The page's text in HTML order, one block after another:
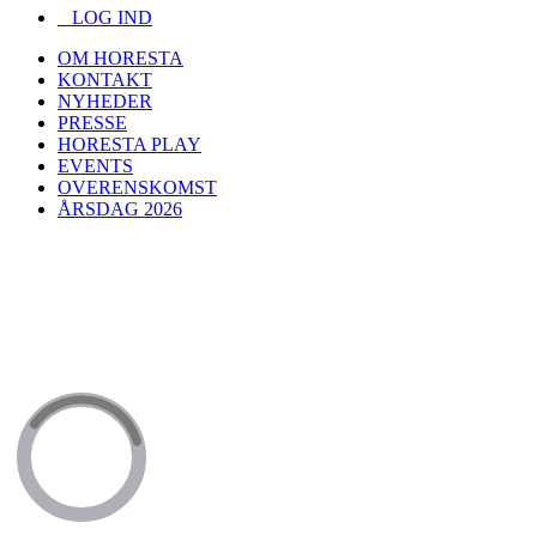
LOG IND
OM HORESTA
KONTAKT
NYHEDER
PRESSE
HORESTA PLAY
EVENTS
OVERENSKOMST
ÅRSDAG 2026